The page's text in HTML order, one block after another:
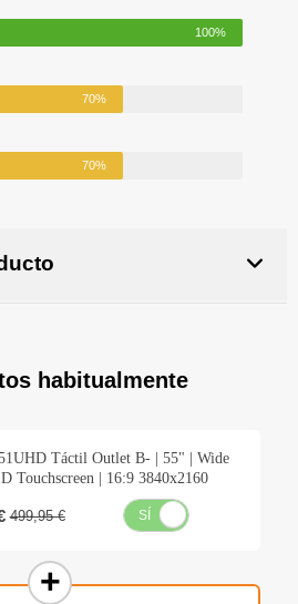
100%
70%
70%
habitualmente
Táctil Outlet B- | 55" | Wide
Touchscreen | 16:9 3840x2160
499,95 € SÍ